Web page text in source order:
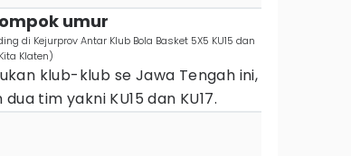
umur
di Kejurprov Antar Klub Bola Basket 5X5 KU15 dan
Klaten)
klub-klub se Jawa Tengah ini,
tim yakni KU15 dan KU17.